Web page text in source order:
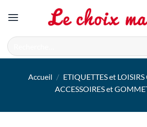
Recherche
pour :
Accueil / ETIQUETTES et LOISIRS
ACCESSOIRES et